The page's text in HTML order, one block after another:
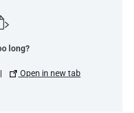
long?
| Open in new tab